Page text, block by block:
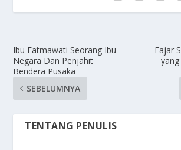
Ibu Fatmawati Seorang Ibu
Negara Dan Penjahit
Bendera Pusaka
SEBELUMNYA
Fajar
TENTANG PENULIS